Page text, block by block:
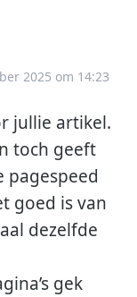
2025 om 14:23
jullie artikel.
toch geeft
pagespeed
goed is van
dezelfde
gek